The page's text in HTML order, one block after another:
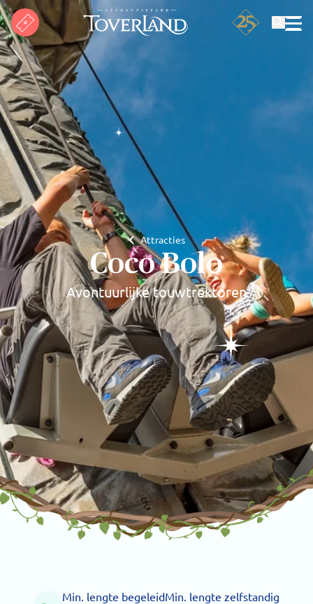
Attracties
Coco Bolo
Avontuurlijke touwtrektoren
Min. lengte begeleidMin. lengte zelfstandig